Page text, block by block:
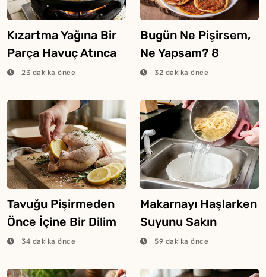
Kızartma Yağına Bir
Parça Havuç Atınca
Ne Olur?
23 dakika önce
Bugün Ne Pişirsem,
Ne Yapsam? 8
Ağustos 2026
32 dakika önce
Tavuğu Pişirmeden
Önce İçine Bir Dilim
Limon Atarsanız Ne
34 dakika önce
Makarnayı Haşlarken
Suyunu Sakın
Dökmeyin
59 dakika önce